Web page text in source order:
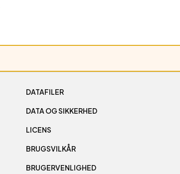
DATAFILER
DATA OG SIKKERHED
LICENS
BRUGSVILKÅR
BRUGERVENLIGHED